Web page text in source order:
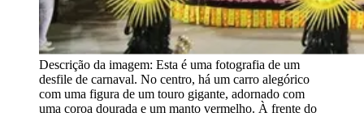
Descrição da imagem: Esta é uma fotografia de um
desfile de carnaval. No centro, há um carro alegórico
com uma figura de um touro gigante, adornado com
uma coroa dourada e um manto vermelho. À frente do